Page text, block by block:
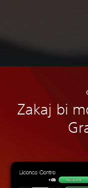
Zakaj bi